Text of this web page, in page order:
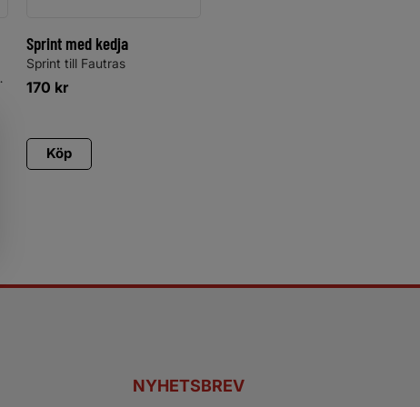
Sprint med kedja
Sprint till Fautras
170 kr
Köp
NYHETSBREV